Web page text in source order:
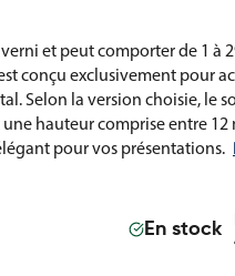
et peut comporter de 1 à
conçu exclusivement pour
Selon la version choisie, le
hauteur comprise entre 12
pour vos présentations.
En stock